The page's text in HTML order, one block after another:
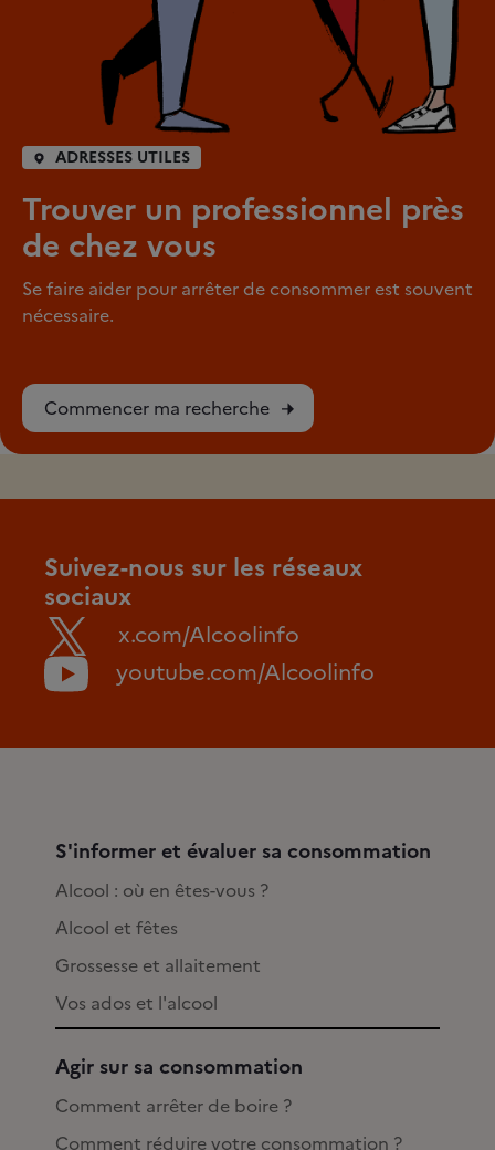
ADRESSES UTILES
Trouver un professionnel près
de chez vous
Se faire aider pour arrêter de consommer est souvent
nécessaire.
Commencer ma recherche
Suivez-nous sur les réseaux
sociaux
x.com/Alcoolinfo
youtube.com/Alcoolinfo
S'informer et évaluer sa consommation
Alcool : où en êtes-vous ?
Alcool et fêtes
Grossesse et allaitement
Vos ados et l'alcool
Agir sur sa consommation
Comment arrêter de boire ?
Comment réduire votre consommation ?